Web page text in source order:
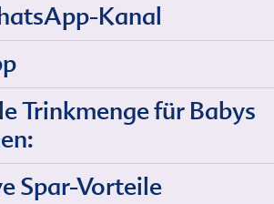
Kanal
Trinkmenge für Babys
Spar-Vorteile